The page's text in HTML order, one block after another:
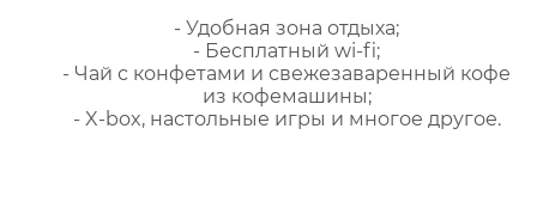
- Удобная зона отдыха;
- Бесплатный wi-fi;
- Чай с конфетами и свежезаваренный кофе
из кофемашины;
- X-box, настольные игры и многое другое.